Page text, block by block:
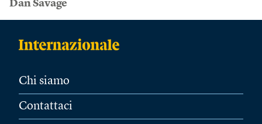
Dan Savage
Chi siamo
Contattaci